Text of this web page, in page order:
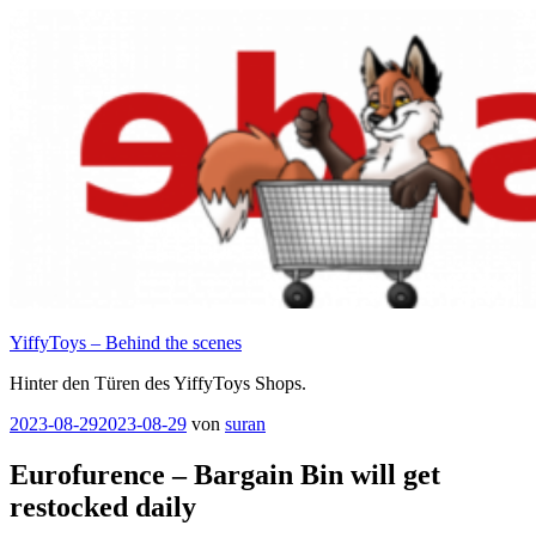
YiffyToys – Behind the scenes
Hinter den Türen des YiffyToys Shops.
Veröffentlicht
2023-08-292023-08-29 von suran
Eurofurence – Bargain Bin will get
restocked daily